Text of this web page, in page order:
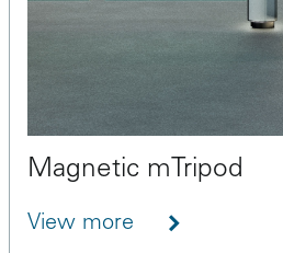
Magnetic mTripod
View more